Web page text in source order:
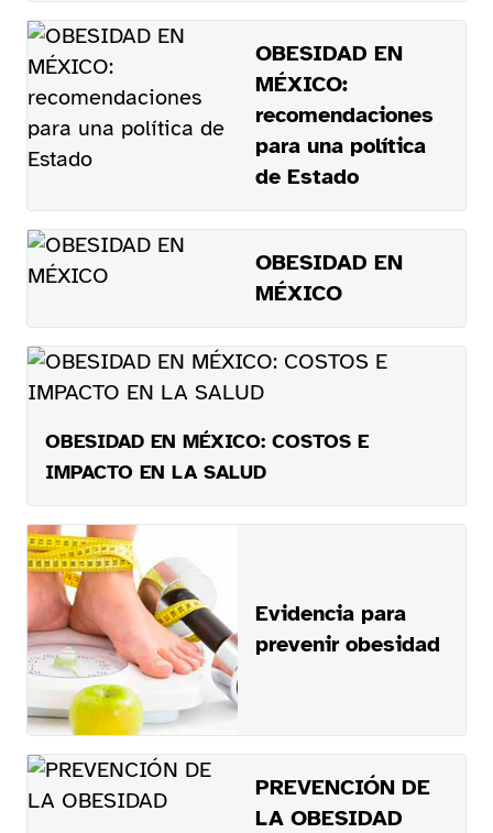
OBESIDAD EN
MÉXICO:
recomendaciones
para una política
de Estado
OBESIDAD EN
MÉXICO
OBESIDAD EN MÉXICO: COSTOS E
IMPACTO EN LA SALUD
Evidencia para
prevenir obesidad
PREVENCIÓN DE
LA OBESIDAD